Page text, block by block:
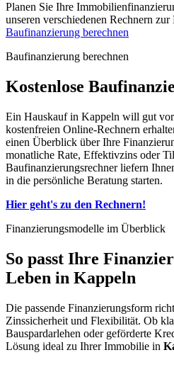
Planen Sie Ihre
unseren verschiedenen Rechnern
Baufinanzierung berechnen
Baufinanzierung berechnen
Kostenlose
Ein Hauskauf in Kappeln will gut
kostenfreien Online-Rechnern
einen Überblick über Ihre
monatliche Rate, Effektivzins oder
Baufinanzierungsrechner liefern
in die persönliche Beratung starten.
Hier geht's zu den Rechnern!
Finanzierungsmodelle im Überblick
So passt Ihre
Leben in Kappeln
Die passende Finanzierungsform
Zinssicherheit und Flexibilität. Ob
Bauspardarlehen oder geförderte
Lösung ideal zu Ihrer Immobilie in